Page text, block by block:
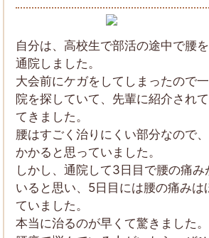
自分は、高校生で部活の途中で腰を
通院しました。
大会前にケガをしてしまったので
院を探していて、先輩に紹介され
てきました。
腰はすごく治りにくい部分なので
かかると思っていました。
しかし、通院して3日目で腰の痛み
いると思い、5日目には腰の痛みは
ていました。
本当に治るのが早くて驚きました。